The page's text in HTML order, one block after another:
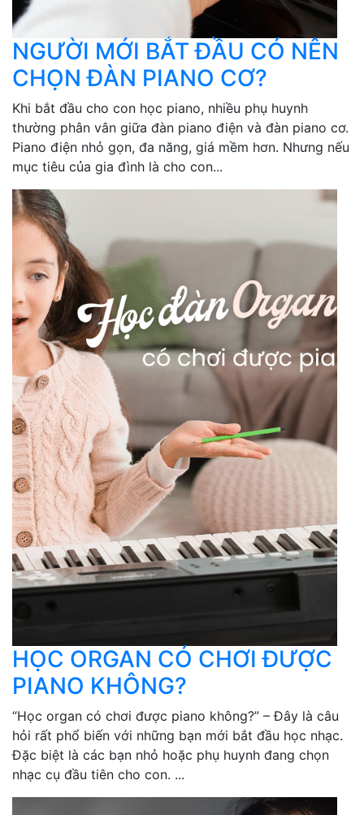
NGƯỜI MỚI BẮT ĐẦU CÓ NÊN
CHỌN ĐÀN PIANO CƠ?
Khi bắt đầu cho con học piano, nhiều phụ huynh
thường phân vân giữa đàn piano điện và đàn piano cơ.
Piano điện nhỏ gọn, đa năng, giá mềm hơn. Nhưng nếu
mục tiêu của gia đình là cho con...
HỌC ORGAN CÓ CHƠI ĐƯỢC
PIANO KHÔNG?
“Học organ có chơi được piano không?” – Đây là câu
hỏi rất phổ biến với những bạn mới bắt đầu học nhạc.
Đặc biệt là các bạn nhỏ hoặc phụ huynh đang chọn
nhạc cụ đầu tiên cho con. ...